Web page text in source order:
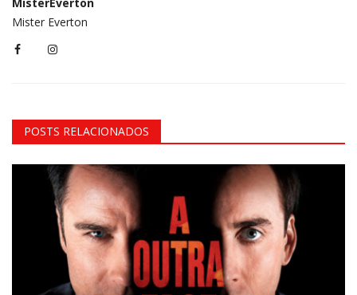
Mister Everton
POSTS RELACIONADOS